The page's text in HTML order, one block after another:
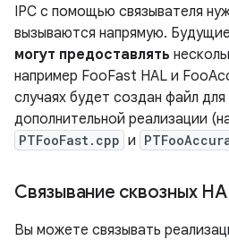
IPC с помощью связывателя
вызываются напрямую.
могут предоставлять
например FooFast HAL и
случаях будет создан файл
дополнительной реализации
PTFooFast.cpp и
Связывание сквозных
Вы можете связывать